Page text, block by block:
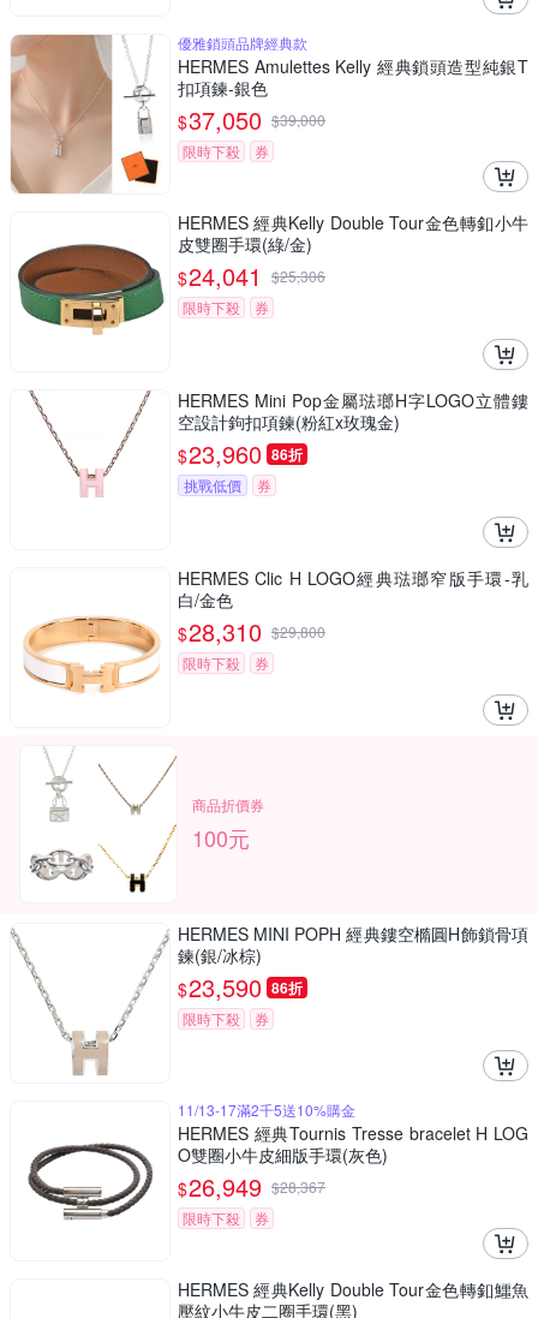
優雅鎖頭品牌經典款
HERMES Amulettes Kelly 經典鎖頭造型純銀T
扣項鍊-銀色
$37,050 $39,000
限時下殺
券
HERMES 經典Kelly Double Tour金色轉釦小牛
皮雙圈手環(綠/金)
$24,041 $25,306
限時下殺
券
HERMES Mini Pop金屬琺瑯H字LOGO立體鏤
空設計鉤扣項鍊(粉紅x玫瑰金)
$23,960 86折
挑戰低價 券
HERMES Clic H LOGO經典琺瑯窄版手環-乳
白/金色
$28,310 $29,800
限時下殺
券
商品折價券
100元
HERMES MINI POPH 經典鏤空橢圓H飾鎖骨項
鍊(銀/冰棕)
$23,590 86折
限時下殺 券
11/13-17滿2千5送10%購金
HERMES 經典Tournis Tresse bracelet H LOG
O雙圈小牛皮細版手環(灰色)
$26,949 $28,367
限時下殺
券
HERMES 經典Kelly Double Tour金色轉釦鱷魚
壓紋小牛皮二圈手環(黑)